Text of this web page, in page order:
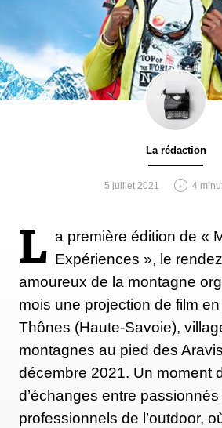
La rédaction
5 juillet 2021 4
L a première édition de «
Expériences », le
amoureux de la montagne
mois une projection de film
Thônes (Haute-Savoie),
montagnes au pied des
décembre 2021. Un moment
d’échanges entre passionnés
professionnels de l’outdoor,